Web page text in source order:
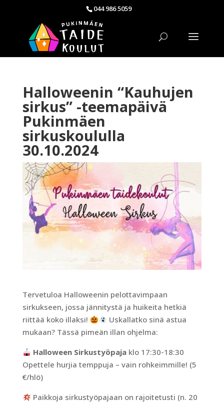
044 986 5059
Halloweenin “Kauhujen
sirkus” -teemapäivä
Pukinmäen
sirkuskoululla
30.10.2024
Tervetuloa Halloweenin pelottavimpaan
sirkukseen, jossa jännitystä ja huikeita hetkiä
riittää koko illaksi!
Uskallatko sinä astua
mukaan? Tässä pimeän illan ohjelma:
Halloween Sirkustyöpajaklo 17:30-18:30
Opettele hurjia temppuja – vain rohkeimmille! (5
€/hlö)
Paikkoja sirkustyöpajaan on rajoitetusti (n. 20